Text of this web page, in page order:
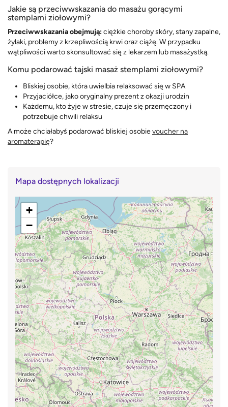
Jakie są przeciwwskazania do masażu gorącymi
stemplami ziołowymi?
Przeciwwskazania obejmują:ciężkie choroby skóry, stany zapalne,
żylaki, problemy z krzepliwością krwi oraz ciążę. W przypadku
wątpliwości warto skonsultować się z lekarzem lub masażystką.
Komu podarować tajski masaż stemplami ziołowymi?
Bliskiej osobie, która uwielbia relaksować się w SPA
Przyjaciółce, jako oryginalny prezent z okazji urodzin
Każdemu, kto żyje w stresie, czuje się przemęczony i
potrzebuje chwili relaksu
A może chciałabyś podarować bliskiej osobievoucher na
aromaterapię?
Mapa dostępnych lokalizacji
+
−